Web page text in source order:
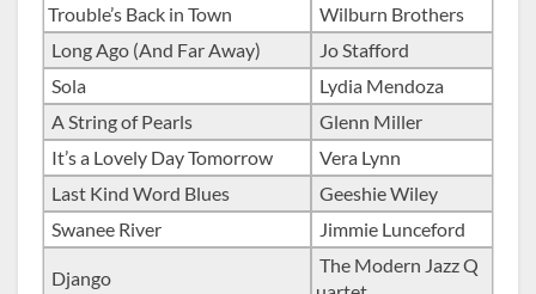
Trouble’s Back in Town
Wilburn Brothers
Long Ago (And Far Away)
Jo Stafford
Sola
Lydia Mendoza
A String of Pearls
Glenn Miller
It’s a Lovely Day Tomorrow
Vera Lynn
Last Kind Word Blues
Geeshie Wiley
Swanee River
Jimmie Lunceford
Django
The Modern Jazz Q